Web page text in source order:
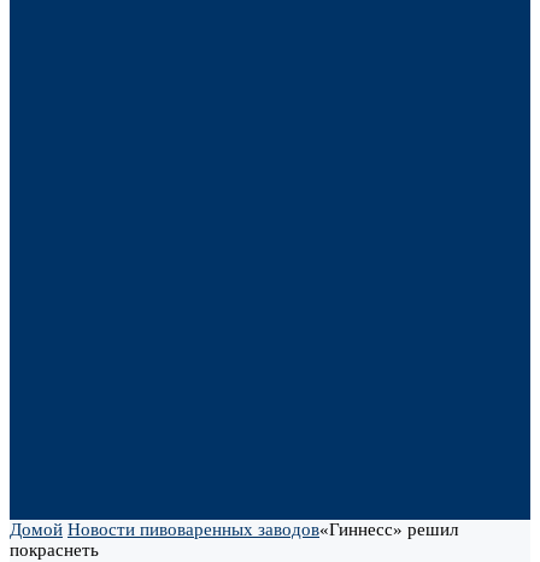
Домой Новости пивоваренных заводов«Гиннесс» решил
покраснеть